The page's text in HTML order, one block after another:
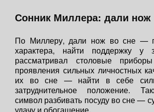
Сонник Миллера: дали нож
По Миллеру, дали нож во сне —
характера, найти поддержку у
рассматривал столовые
проявления сильных личностных
их во сне — найти в себе
затруднительное положение.
символ разбивать посуду во сне —
удачу и обогащение.